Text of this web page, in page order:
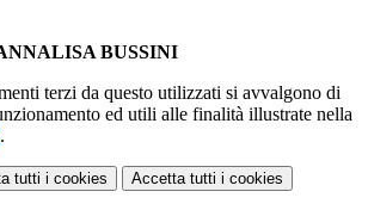
BUSSINI
terzi da questo utilizzati si avvalgono di
ed utili alle finalità illustrate nella
.
tutti i cookies Accetta tutti i cookies